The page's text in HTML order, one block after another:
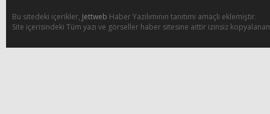
Bu sitedeki içerikler, Jettweb Haber Yazılımının tanıtımı amaçlı eklemiştir.
Site içerisindeki Tüm yazı ve görseller haber sitesine aittir izinsiz